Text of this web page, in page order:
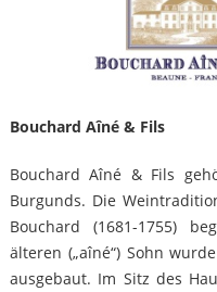
Bouchard Aîné & Fils
Bouchard Aîné & Fils
Burgunds. Die
Bouchard (1681-1755)
älteren („aîné“) Sohn
ausgebaut. Im Sitz des